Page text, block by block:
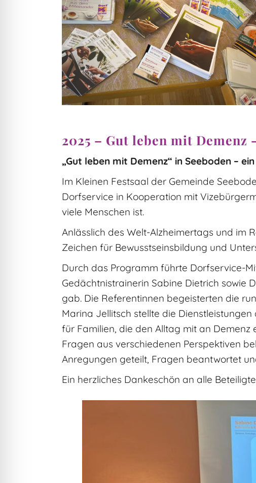
2025 – Gut leben mit Demenz
„Gut leben mit Demenz“ in Seeboden –
Im Kleinen Festsaal der Gemeinde
Dorfservice in Kooperation mit
viele Menschen ist.
Anlässlich des Welt-Alzheimertags und im
Zeichen für Bewusstseinsbildung und
Durch das Programm führte Dorfservice-
Gedächtnistrainerin Sabine Dietrich sowie
gab. Die Referentinnen begeisterten die
Marina Jellitsch stellte die
für Familien, die den Alltag mit an
Fragen aus verschiedenen Perspektiven
Anregungen geteilt, Fragen beantwortet
Ein herzliches Dankeschön an alle